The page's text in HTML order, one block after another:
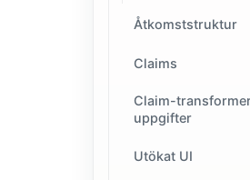
Åtkomststruktur
Claims
Claim-
uppgifter
Utökat UI